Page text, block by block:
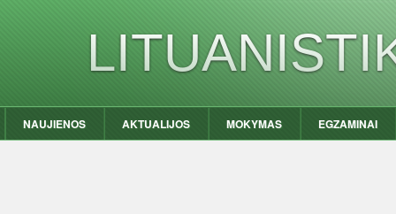
NAUJIENOS AKTUALIJOS MOKYMAS EGZAMINAI